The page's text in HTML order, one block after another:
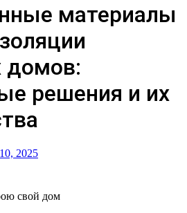
материалы
домов:
решения и их
2025
свой дом